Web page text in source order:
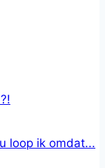
loop ik omdat...